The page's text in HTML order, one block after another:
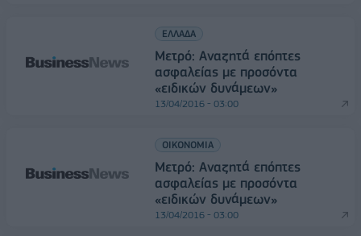
ΕΛΛΑΔΑ
Μετρό: Αναζητά επόπτες
ασφαλείας με προσόντα
«ειδικών δυνάμεων»
13/04/2016 - 03:00
ΟΙΚΟΝΟΜΙΑ
Μετρό: Αναζητά επόπτες
ασφαλείας με προσόντα
«ειδικών δυνάμεων»
13/04/2016 - 03:00